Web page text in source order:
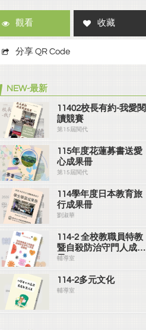
觀看 收藏
分享 QR Code
NEW-最新
11402校長有約-我愛閱
讀競賽
第15屆閱代
115年度花蓮募書送愛
心成果冊
第15屆閱代
114學年度日本教育旅
行成果冊
劉淑華
114-2 全校教職員特教
暨自殺防治守門人成果
冊
輔導室
114-2多元文化
輔導室